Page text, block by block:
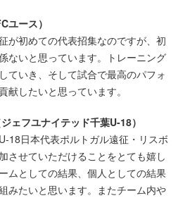
ユース）
が初めての代表招集なのですが、初
ないと思っています。トレーニング
ていき、そして試合で最高のパフォ
献したいと思っています。
ェフユナイテッド千葉U-18）
18日本代表ポルトガル遠征・リスボ
させていただけることをとても嬉し
ムとしての結果、個人としての結果
みたいと思います。またチーム内や